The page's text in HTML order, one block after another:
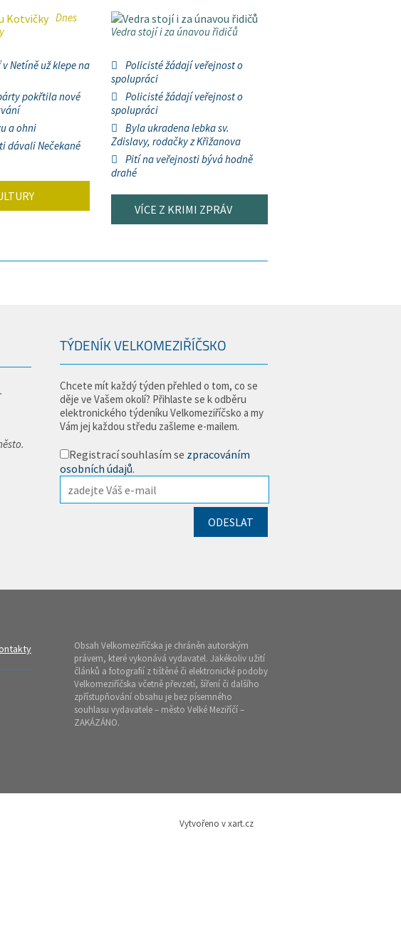
Dnes
Netíně už klepe na
pokřtila nové
a ohni
dávali Nečekané
Vedra stojí i za únavou řidičů
Policisté žádají veřejnost o
spolupráci
Policisté žádají veřejnost o
spolupráci
Byla ukradena lebka sv.
Zdislavy, rodačky z Křižanova
Pití na veřejnosti bývá hodně
drahé
VÍCE Z KRIMI ZPRÁV
TÝDENÍK VELKOMEZIŘÍČSKO
Chcete mít každý týden přehled o tom, co se
děje ve Vašem okolí? Přihlaste se k odběru
elektronického týdeníku Velkomeziříčsko a my
Vám jej každou středu zašleme e-mailem.
Registrací souhlasím se zpracováním
osobních údajů.
Obsah Velkomeziříčska je chráněn autorským
právem, které vykonává vydavatel. Jakékoliv užití
článků a fotografií z tištěné či elektronické podoby
Velkomeziříčska včetně převzetí, šíření či dalšího
zpřístupňování obsahu je bez písemného
souhlasu vydavatele – město Velké Meziříčí –
ZAKÁZÁNO.
Vytvořeno v xart.cz